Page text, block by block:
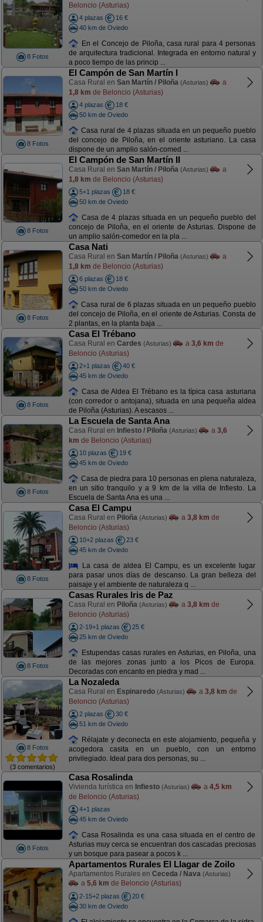
8 Fotos
Beloncio (Asturias)
4 plazas
16 €
40 km de Oviedo
En el Concejo de Piloña, casa rural para 4 personas
de arquitectura tradicional. Integrada en entorno natural y
a poco tiempo de las princip ...
8 Fotos
El Campón de San Martín I
Casa Rural en San Martín / Piloña (Asturias)
a
1,8 km de Beloncio (Asturias)
4 plazas
18 €
50 km de Oviedo
Casa rural de 4 plazas situada en un pequeño pueblo
del concejo de Piloña, en el oriente asturiano. La casa
dispone de un amplio salón-comed ...
8 Fotos
El Campón de San Martín II
Casa Rural en San Martín / Piloña (Asturias)
a
1,8 km de Beloncio (Asturias)
5+1 plazas
18 €
50 km de Oviedo
Casa de 4 plazas situada en un pequeño pueblo del
concejo de Piloña, en el oriente de Asturias. Dispone de
un amplio salón-comedor en la pla ...
8 Fotos
Casa Nati
Casa Rural en San Martín / Piloña (Asturias)
a
1,8 km de Beloncio (Asturias)
6 plazas
18 €
50 km de Oviedo
Casa rural de 6 plazas situada en un pequeño pueblo
del concejo de Piloña, en el oriente de Asturias. Consta de
2 plantas, en la planta baja ...
8 Fotos
Casa El Trébano
Casa Rural en Cardes (Asturias) a 3,6 km de
Beloncio (Asturias)
2+1 plazas
40 €
45 km de Oviedo
Casa de Aldea El Trébano es la típica casa asturiana
(con corredor o antojana), situada en una pequeña aldea
de Piloña (Asturias). A escasos ...
8 Fotos
La Escuela de Santa Ana
Casa Rural en Infiesto / Piloña (Asturias) a 3,6
km de Beloncio (Asturias)
10 plazas
19 €
45 km de Oviedo
Casa de piedra para 10 personas en plena naturaleza,
en un sitio tranquilo y a 9 km de la villa de Infiesto. La
Escuela de Santa Ana es una ...
8 Fotos
Casa El Campu
Casa Rural en Piloña (Asturias) a 3,8 km de
Beloncio (Asturias)
10+2 plazas
23 €
45 km de Oviedo
La casa de aldea El Campu, es un excelente lugar
para pasar unos días de descanso. La gran belleza del
paisaje y el ambiente de naturaleza q ...
8 Fotos
Casas Rurales Iris de Paz
Casa Rural en Piloña (Asturias) a 3,8 km de
Beloncio (Asturias)
2-19+1 plazas
25 €
25 km de Oviedo
Estupendas casas rurales en Asturias, en Piloña, una
de las mejores zonas junto a los Picos de Europa.
Decoradas con encanto en piedra y mad ...
8 Fotos
(3 comentarios)
La Nozaleda
Casa Rural en Espinaredo (Asturias) a 3,8 km de
Beloncio (Asturias)
2 plazas
30 €
51 km de Oviedo
Rélajate y deconecta en este alojamiento, pequeña y
acogedora casita en un pueblo, con un entorno
privilegiado. Ideal para dos personas, su ...
8 Fotos
Casa Rosalinda
Vivienda turística en Infiesto (Asturias) a 4,5 km
de Beloncio (Asturias)
4+1 plazas
45 km de Oviedo
Casa Rosalinda es una casa situada en el centro de
Asturias muy cerca se encuentran dos cascadas preciosas
y un bosque para pasear a pocos k ...
Apartamentos Rurales El Llagar de Zoilo
Apartamentos Rurales en Ceceda / Nava (Asturias)
a 5,6 km de Beloncio (Asturias)
2-15+2 plazas
20 €
30 km de Oviedo